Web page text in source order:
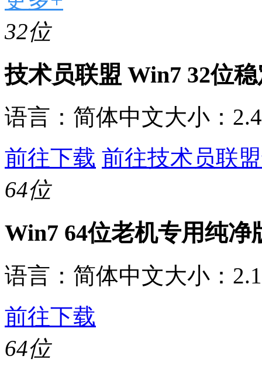
32位
技术员联盟 Win7 32位
语言： 简体中文大小：
前往下载 前往技术员联
64位
Win7 64位老机专用纯净
语言： 简体中文大小：
前往下载
64位